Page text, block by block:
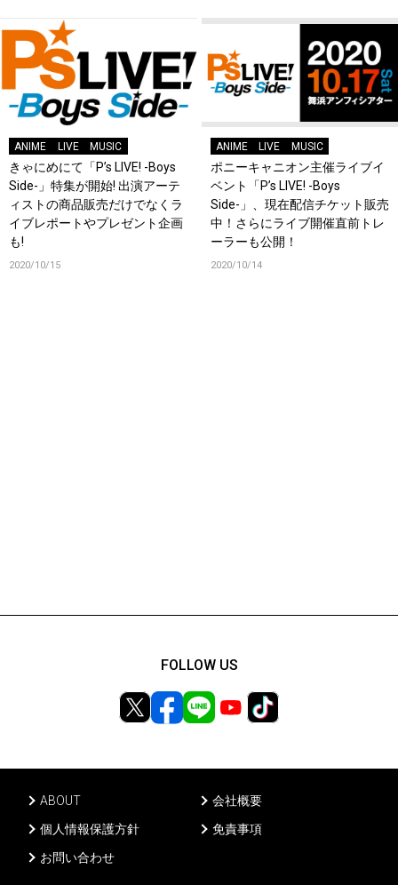
ANIME LIVE MUSIC
きゃにめにて「P’s LIVE! -Boys
Side-」特集が開始! 出演アーテ
ィストの商品販売だけでなくラ
イブレポートやプレゼント企画
も!
2020/10/15
ANIME LIVE MUSIC
ポニーキャニオン主催ライブイ
ベント「P’s LIVE! -Boys
Side-」、現在配信チケット販売
中！さらにライブ開催直前トレ
ーラーも公開！
2020/10/14
ABOUT
会社概要
個人情報保護方針
免責事項
お問い合わせ
FOLLOW US